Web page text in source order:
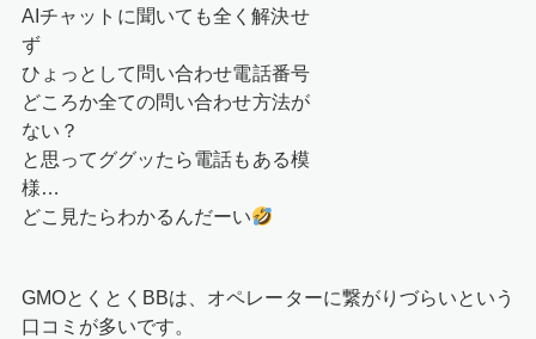
AIチャットに聞いても全く解決せ
ず
ひょっとして問い合わせ電話番号
どころか全ての問い合わせ方法が
ない？
と思ってググッたら電話もある模
様…
どこ見たらわかるんだーい
GMOとくとくBBは、オペレーターに繋がりづらいという
口コミが多いです。